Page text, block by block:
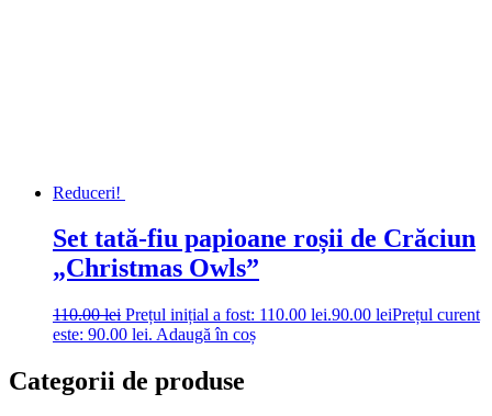
Reduceri!
Set tată-fiu papioane roșii de Crăciun
„Christmas Owls”
110.00lei Prețul inițial a fost: 110.00 lei.90.00 leiPrețul curent
este: 90.00 lei. Adaugă în coș
Categorii de produse